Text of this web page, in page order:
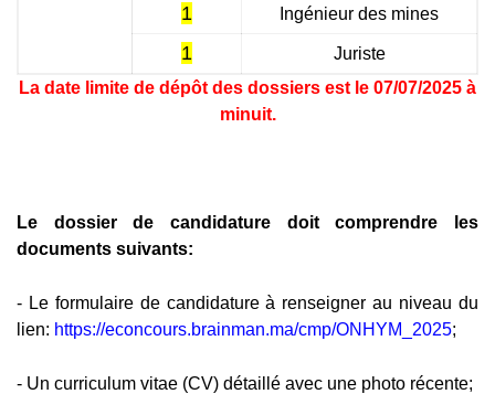
1 Ingénieur des mines
1
Juriste
La date limite de dépôt des dossiers est le 07/07/2025 à
minuit.
Le dossier de candidature doit comprendre les
documents suivants:
- Le formulaire de candidature à renseigner au niveau du
lien: https://econcours.brainman.ma/cmp/ONHYM_2025;
- Un curriculum vitae (CV) détaillé avec une photo récente;